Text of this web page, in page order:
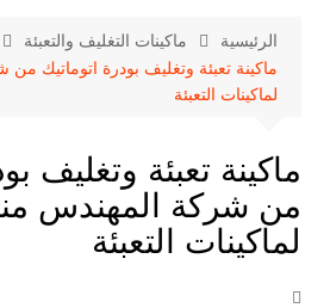
الرئيسية
ماكينات التغليف والتعبئة
ماكينة تعبئة وتغليف بودرة اتوماتيك
لماكينات التعبئة
ماكينة تعبئة وتغليف
من شركة المهندس
لماكينات التعبئة